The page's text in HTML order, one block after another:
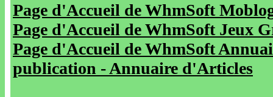
Page d'Accueil de WhmSoft
Page d'Accueil de WhmSoft Jeux
Page d'Accueil de WhmSoft
publication - Annuaire d'Articles